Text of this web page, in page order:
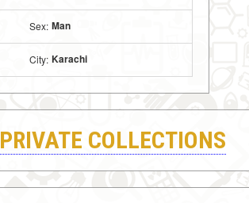
Sex: Man
City: Karachi
PRIVATE COLLECTIONS